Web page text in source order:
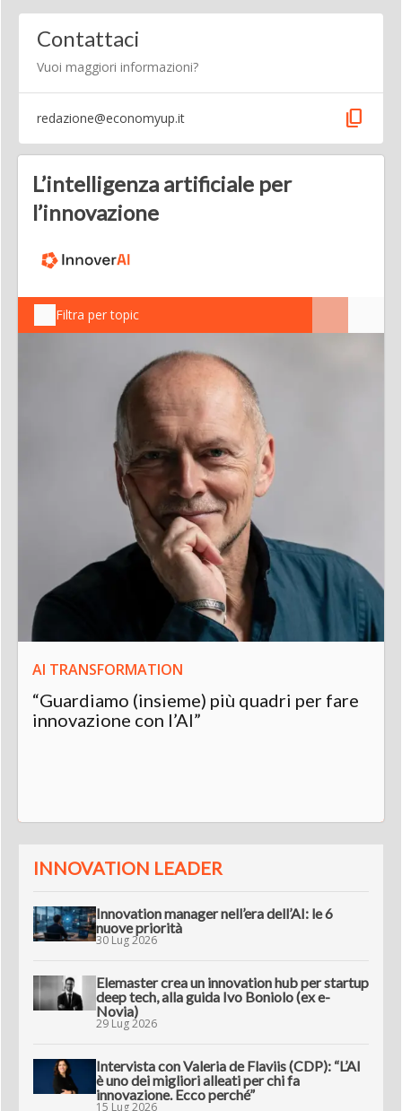
Contattaci
Vuoi maggiori informazioni?
redazione@economyup.it content_copy
L’intelligenza artificiale per
l’innovazione
Filtra per topic
AI TRANSFORMATION
“Guardiamo (insieme) più quadri per fare
innovazione con l’AI”
INNOVATION LEADER
Innovation manager nell’era dell’AI: le 6
nuove priorità
30 Lug 2026
Elemaster crea un innovation hub per startup
deep tech, alla guida Ivo Boniolo (ex e-
Novia)
29 Lug 2026
Intervista con Valeria de Flaviis (CDP): “L’AI
è uno dei migliori alleati per chi fa
innovazione. Ecco perché”
15 Lug 2026